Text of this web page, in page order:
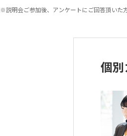
※説明会ご参加後、アンケートにご回答頂いた
個